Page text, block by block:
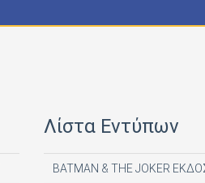
Λίστα Εντύπων
BATMAN & THE JOKER